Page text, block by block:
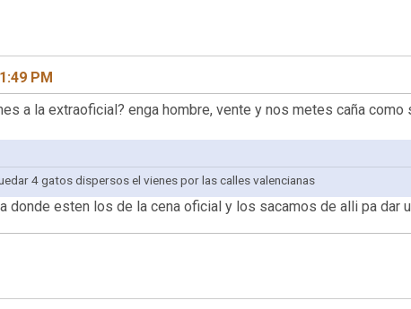
PM
a la extraoficial? enga hombre, vente y nos metes caña como
4 gatos dispersos el vienes por las calles valencianas
donde esten los de la cena oficial y los sacamos de alli pa dar